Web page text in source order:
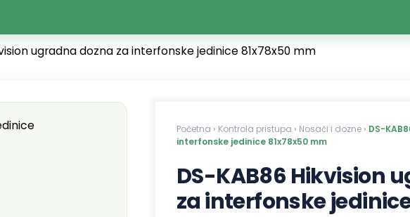
ugradna dozna za interfonske jedinice 81x78x50 mm
Početna › Kontrola pristupa › Nosači i dozne › DS-
interfonske jedinice 81x78x50 mm
DS-KAB86 Hikvision
za interfonske